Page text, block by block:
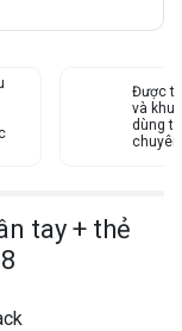
Được
và
dùng từ
tay + thẻ